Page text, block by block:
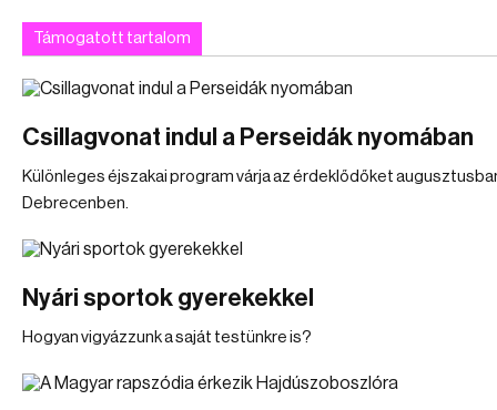
Támogatott tartalom
Csillagvonat indul a Perseidák nyomában
Különleges éjszakai program várja az érdeklődőket
Debrecenben.
Nyári sportok gyerekekkel
Hogyan vigyázzunk a saját testünkre is?